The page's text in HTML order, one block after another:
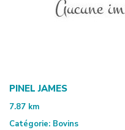
PINEL JAMES
7.87 km
Catégorie: Bovins